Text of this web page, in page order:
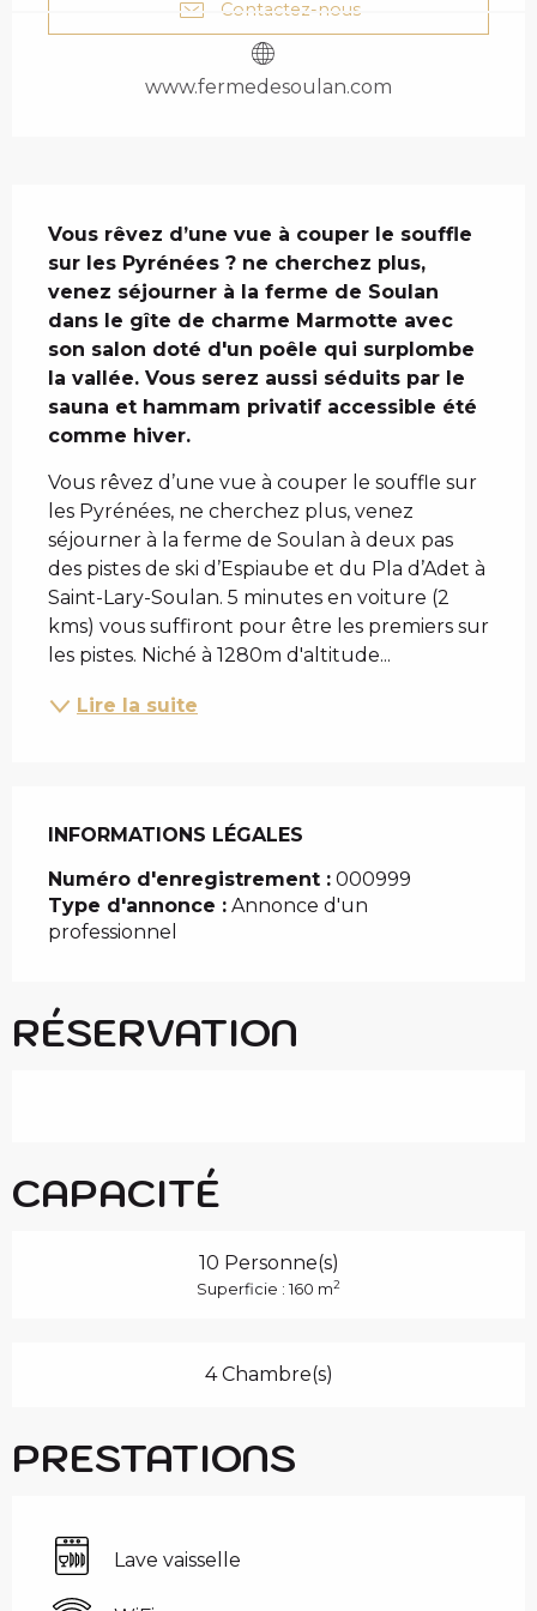
Contactez-nous
www.fermedesoulan.com
Vous rêvez d’une vue à couper le souffle
sur les Pyrénées ? ne cherchez plus,
venez séjourner à la ferme de Soulan
dans le gîte de charme Marmotte avec
son salon doté d'un poêle qui surplombe
la vallée. Vous serez aussi séduits par le
sauna et hammam privatif accessible été
comme hiver.
Vous rêvez d’une vue à couper le souffle sur
les Pyrénées, ne cherchez plus, venez
séjourner à la ferme de Soulan à deux pas
des pistes de ski d’Espiaube et du Pla d’Adet à
Saint-Lary-Soulan. 5 minutes en voiture (2
kms) vous suffiront pour être les premiers sur
les pistes. Niché à 1280m d'altitude...
Lire la suite
INFORMATIONS LÉGALES
INFORMATIONS LÉGALES
Numéro d'enregistrement : 000999
Type d'annonce : Annonce d'un
professionnel
RÉSERVATION
CAPACITÉ
10 Personne(s)
Superficie : 160 m2
4 Chambre(s)
PRESTATIONS
Lave vaisselle